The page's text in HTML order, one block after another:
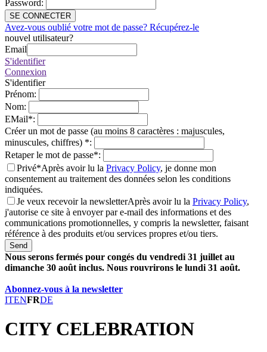
Password:
SE CONNECTER
Avez-vous oublié votre mot de passe? Récupérez-le
nouvel utilisateur?
Email
S'identifier
Connexion
S'identifier
Prénom:
Nom:
EMail*:
Créer un mot de passe (au moins 8 caractères : majuscules,
minuscules, chiffres) *:
Retaper le mot de passe*:
Privé*Après avoir lu la Privacy Policy, je donne mon
consentement au traitement des données selon les conditions
indiquées.
Je veux recevoir la newsletterAprès avoir lu la Privacy Policy,
j'autorise ce site à envoyer par e-mail des informations et des
communications promotionnelles, y compris la newsletter, faisant
référence à des produits et/ou services propres et/ou tiers.
Send
Nous serons fermés pour congés du vendredi 31 juillet au
dimanche 30 août inclus. Nous rouvrirons le lundi 31 août.
Abonnez-vous à la newsletter
ITENFRDE
CITY CELEBRATION